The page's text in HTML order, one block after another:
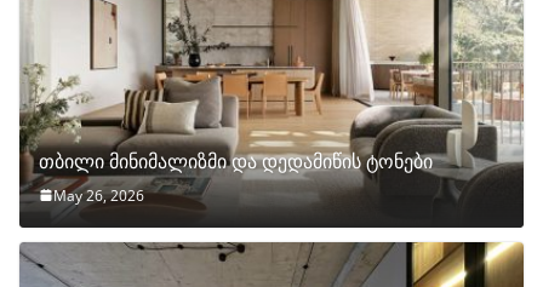
თბილი მინიმალიზმი და დედამიწის ტონები
May 26, 2026